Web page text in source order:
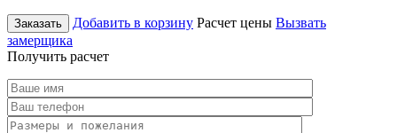
Заказать Добавить в корзину Расчет цены Вызвать
замерщика
Получить расчет